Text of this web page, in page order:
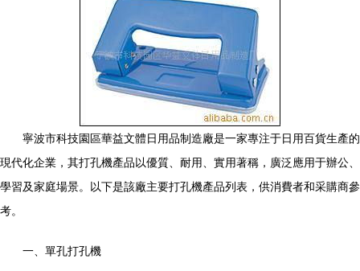
寧波市科技園區華益文體日用品制造廠是一家專注于日用百貨生產的
現代化企業，其打孔機產品以優質、耐用、實用著稱，廣泛應用于辦公、
學習及家庭場景。以下是該廠主要打孔機產品列表，供消費者和采購商參
考。
一、單孔打孔機